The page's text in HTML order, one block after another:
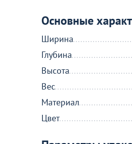
Основные
Ширина
Глубина
Высота
Вес
Материал
Цвет